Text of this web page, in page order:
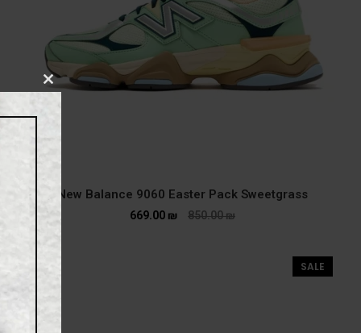
New Balance 9060 Easter Pack Sweetgrass
850.00₪
669.00 ₪
SALE
CLOSE
MODULE